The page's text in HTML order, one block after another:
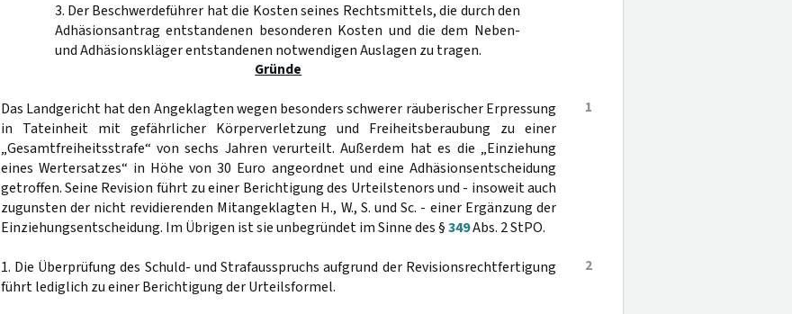
3. Der Beschwerdeführer hat die Kosten seines Rechtsmittels, die durch den
Adhäsionsantrag entstandenen besonderen Kosten und die dem Neben-
und Adhäsionskläger entstandenen notwendigen Auslagen zu tragen.
Gründe
1
Das Landgericht hat den Angeklagten wegen besonders schwerer räuberischer Erpressung
in Tateinheit mit gefährlicher Körperverletzung und Freiheitsberaubung zu einer
„Gesamtfreiheitsstrafe“ von sechs Jahren verurteilt. Außerdem hat es die „Einziehung
eines Wertersatzes“ in Höhe von 30 Euro angeordnet und eine Adhäsionsentscheidung
getroffen. Seine Revision führt zu einer Berichtigung des Urteilstenors und - insoweit auch
zugunsten der nicht revidierenden Mitangeklagten H., W., S. und Sc. - einer Ergänzung der
Einziehungsentscheidung. Im Übrigen ist sie unbegründet im Sinne des §349Abs. 2 StPO.
2
1. Die Überprüfung des Schuld- und Strafausspruchs aufgrund der Revisionsrechtfertigung
führt lediglich zu einer Berichtigung der Urteilsformel.